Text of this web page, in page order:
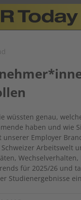
wüssten genau,
haben und wie
Employer
Arbeitswelt
Wechselverhalten,
für 2025/26 und
Studienergebnisse